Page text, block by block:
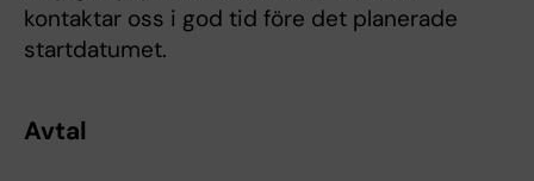
kontaktar oss i god tid före det planerade
startdatumet.
Avtal